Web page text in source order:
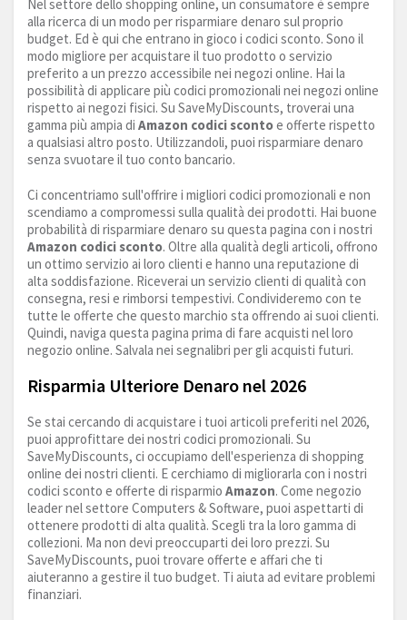
Nel settore dello shopping online, un consumatore è sempre
alla ricerca di un modo per risparmiare denaro sul proprio
budget. Ed è qui che entrano in gioco i codici sconto. Sono il
modo migliore per acquistare il tuo prodotto o servizio
preferito a un prezzo accessibile nei negozi online. Hai la
possibilità di applicare più codici promozionali nei negozi online
rispetto ai negozi fisici. Su SaveMyDiscounts, troverai una
gamma più ampia di Amazon codici scontoe offerte rispetto
a qualsiasi altro posto. Utilizzandoli, puoi risparmiare denaro
senza svuotare il tuo conto bancario.
Ci concentriamo sull'offrire i migliori codici promozionali e non
scendiamo a compromessi sulla qualità dei prodotti. Hai buone
probabilità di risparmiare denaro su questa pagina con i nostri
Amazon codici sconto. Oltre alla qualità degli articoli, offrono
un ottimo servizio ai loro clienti e hanno una reputazione di
alta soddisfazione. Riceverai un servizio clienti di qualità con
consegna, resi e rimborsi tempestivi. Condivideremo con te
tutte le offerte che questo marchio sta offrendo ai suoi clienti.
Quindi, naviga questa pagina prima di fare acquisti nel loro
negozio online. Salvala nei segnalibri per gli acquisti futuri.
Risparmia Ulteriore Denaro nel 2026
Se stai cercando di acquistare i tuoi articoli preferiti nel 2026,
puoi approfittare dei nostri codici promozionali. Su
SaveMyDiscounts, ci occupiamo dell'esperienza di shopping
online dei nostri clienti. E cerchiamo di migliorarla con i nostri
codici sconto e offerte di risparmio Amazon. Come negozio
leader nel settore Computers & Software, puoi aspettarti di
ottenere prodotti di alta qualità. Scegli tra la loro gamma di
collezioni. Ma non devi preoccuparti dei loro prezzi. Su
SaveMyDiscounts, puoi trovare offerte e affari che ti
aiuteranno a gestire il tuo budget. Ti aiuta ad evitare problemi
finanziari.